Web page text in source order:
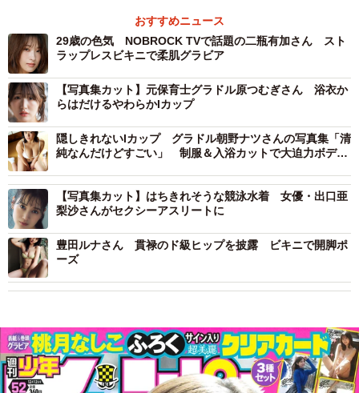
おすすめニュース
29歳の色気 NOBROCK TVで話題の二瓶有加さん スト
ラップレスビキニで柔肌グラビア
【写真集カット】元保育士グラドル原つむぎさん 浴衣か
らはだけるやわらかIカップ
隠しきれないIカップ グラドル朝野ナツさんの写真集「清
純なんだけどすごい」 制服＆入浴カットで大迫力ボディ
【写真集カット】はちきれそうな競泳水着 女優・出口亜
梨沙さんがセクシーアスリートに
豊田ルナさん 貫禄のド級ヒップを披露 ビキニで開脚ポ
ーズ